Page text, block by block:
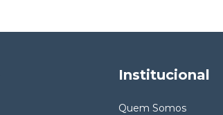
Institucional
Quem Somos